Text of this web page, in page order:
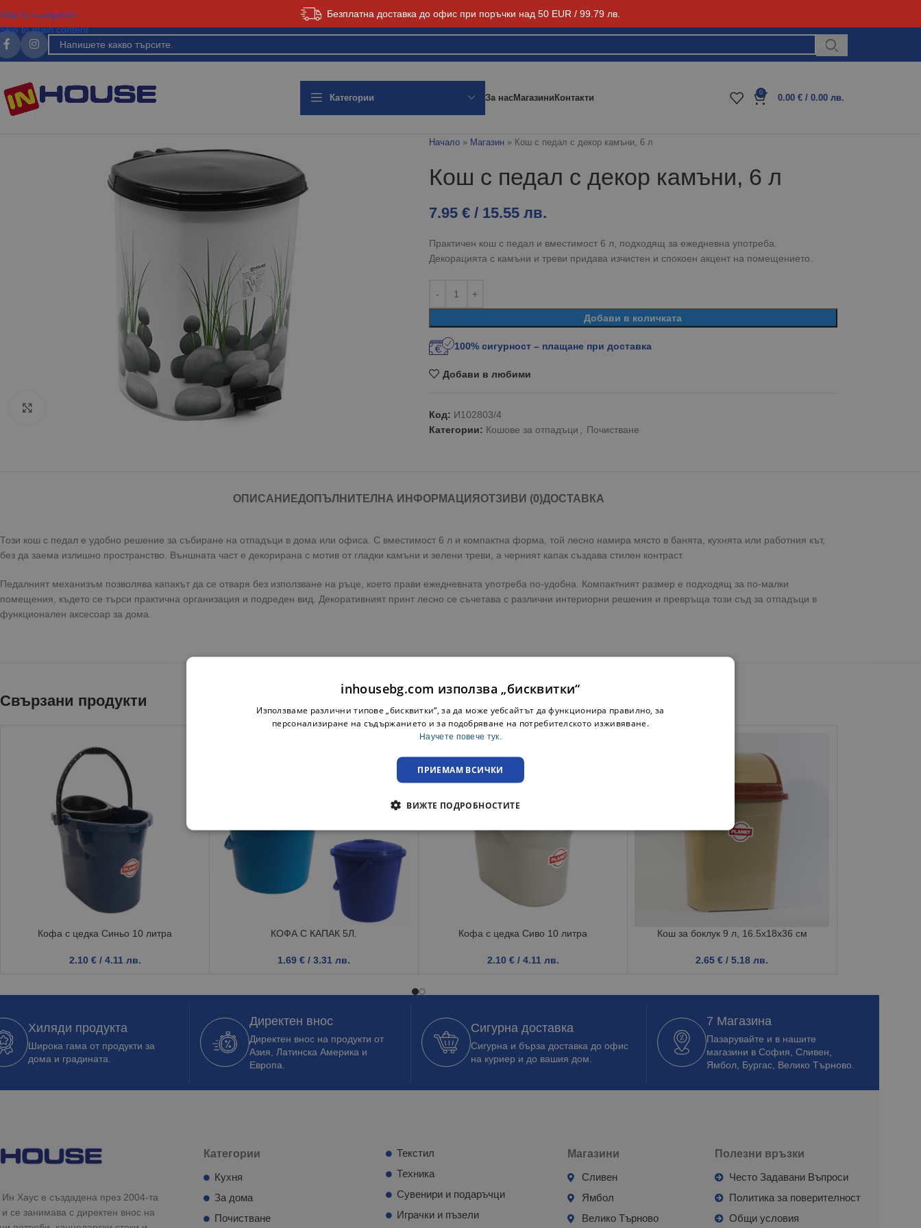
Безплатна доставка до офис при поръчки над 50 EUR / 99.79 лв.
Skip to navigation
Skip to main content
Блог
Категории За насМагазиниКонтакти 0
0.00 € / 0.00 лв.
Начало» Магазин» Кош с педал с декор камъни, 6 л
Кош с педал с декор камъни, 6 л
7.95 € / 15.55 лв.
Практичен кош с педал и вместимост 6 л, подходящ за ежедневна употреба.
Декорацията с камъни и треви придава изчистен и спокоен акцент на помещението.
Добави в количката
100% сигурност – плащане при доставка
Добави в любими
Код: И102803/4
Категории: Кошове за отпадъци Почистване
ОПИСАНИЕДОПЪЛНИТЕЛНА ИНФОРМАЦИЯ ОТЗИВИ (0)ДОСТАВКА
Този кош с педал е удобно решение за събиране на отпадъци в дома или офиса. С вместимост 6 л и компактна форма, той лесно намира място в банята, кухнята или работния кът,
без да заема излишно пространство. Външната част е декорирана с мотив от гладки камъни и зелени треви, а черният капак създава стилен контраст.
Педалният механизъм позволява капакът да се отваря без използване на ръце, което прави ежедневната употреба по-удобна. Компактният размер е подходящ за по-малки
помещения, където се търси практична организация и подреден вид. Декоративният принт лесно се съчетава с различни интериорни решения и превръща този съд за отпадъци в
функционален аксесоар за дома.
Свързани продукти
Кофа с цедка Синьо 10 литра
2.10 € / 4.11 лв.
КОФА С КАПАК 5Л.
1.69 € / 3.31 лв.
Кофа с цедка Сиво 10 литра
2.10 € / 4.11 лв.
Кош за боклук 9 л, 16.5x18x36 см
2.65 € / 5.18 лв.
Хиляди продукта
Широка гама от продукти за
дома и градината.
Директен внос
Директен внос на продукти от
Азия, Латинска Америка и
Европа.
Сигурна доставка
Сигурна и бърза доставка до офис
на куриер и до вашия дом.
7 Магазина
Пазарувайте и в нашите
магазини в София, Сливен,
Ямбол, Бургас, Велико Търново.
Хаус е създадена през 2004-та
и се занимава с директен внос на
Категории
Кухня
За дома
Почистване
Текстил
Техника
Сувенири и подаръчци
Играчки и пъзели
Магазини
Сливен
Ямбол
Велико Търново
Полезни връзки
Често Задавани Въпроси
Политика за поверителност
Общи условия
inhousebg.com използва „бисквитки“
Използваме различни типове „бисквитки“, за да може уебсайтът да функционира правилно, за
персонализиране на съдържанието и за подобряване на потребителското изживяване.
Научете повече тук.
ПРИЕМАМ ВСИЧКИ
ВИЖТЕ ПОДРОБНОСТИТЕ